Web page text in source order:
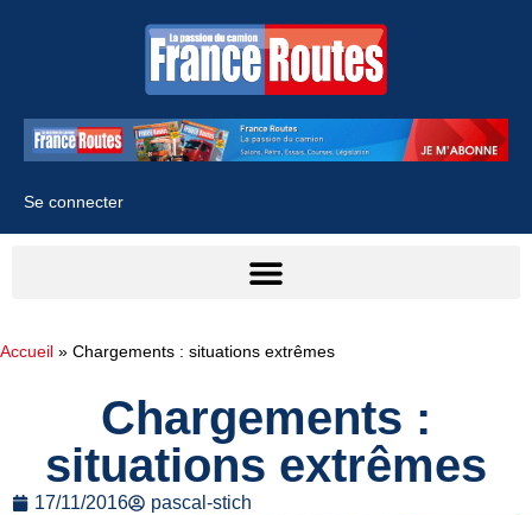
Se connecter
Accueil » Chargements : situations extrêmes
Chargements :
situations extrêmes
17/11/2016 pascal-stich